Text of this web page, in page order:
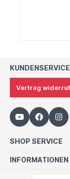
KUNDENSERVICE
Vertrag
SHOP SERVICE
INFORMATIONEN